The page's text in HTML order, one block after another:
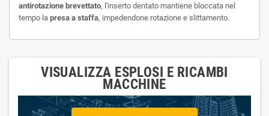
antirotazione brevettato, l'inserto dentato mantiene bloccata nel
tempo la presa a staffa, impedendone rotazione e slittamento.
VISUALIZZA ESPLOSI E RICAMBI
MACCHINE